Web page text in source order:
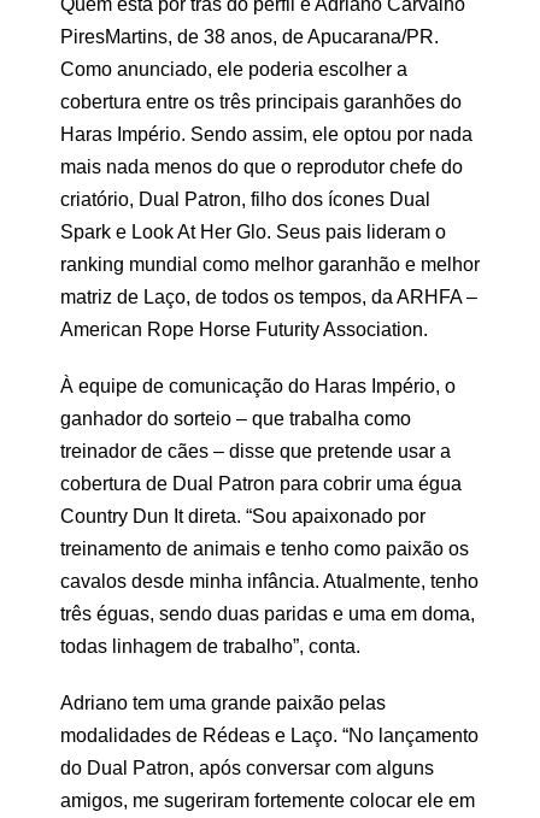
Quem está por trás do perfil é Adriano Carvalho
PiresMartins, de 38 anos, de Apucarana/PR.
Como anunciado, ele poderia escolher a
cobertura entre os três principais garanhões do
Haras Império. Sendo assim, ele optou por nada
mais nada menos do que o reprodutor chefe do
criatório, Dual Patron, filho dos ícones Dual
Spark e Look At Her Glo. Seus pais lideram o
ranking mundial como melhor garanhão e melhor
matriz de Laço, de todos os tempos, da ARHFA –
American Rope Horse Futurity Association.
À equipe de comunicação do Haras Império, o
ganhador do sorteio – que trabalha como
treinador de cães – disse que pretende usar a
cobertura de Dual Patron para cobrir uma égua
Country Dun It direta. “Sou apaixonado por
treinamento de animais e tenho como paixão os
cavalos desde minha infância. Atualmente, tenho
três éguas, sendo duas paridas e uma em doma,
todas linhagem de trabalho”, conta.
Adriano tem uma grande paixão pelas
modalidades de Rédeas e Laço. “No lançamento
do Dual Patron, após conversar com alguns
amigos, me sugeriram fortemente colocar ele em